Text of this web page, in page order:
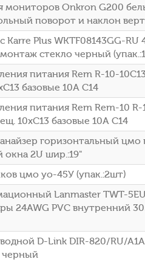
мониторов Onkron G200
поворот и наклон
Karre Plus WKTF08143GG-RU
стекло черный
питания Rem R-10-
базовые 10A C14
питания Rem Rem-10
10xC13 базовые 10A C14
горизонтальный цмо
окна 2U шир.:19"
цмо уо-45У (упак.:2шт)
Lanmaster TWT-
24AWG PVC внутренний
D-Link DIR-820/RU/
черный